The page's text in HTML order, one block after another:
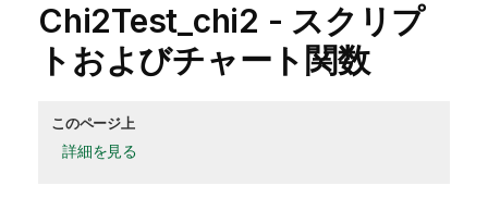
Chi2Test_chi2 - スクリプ
トおよびチャート関数
このページ上
詳細を見る